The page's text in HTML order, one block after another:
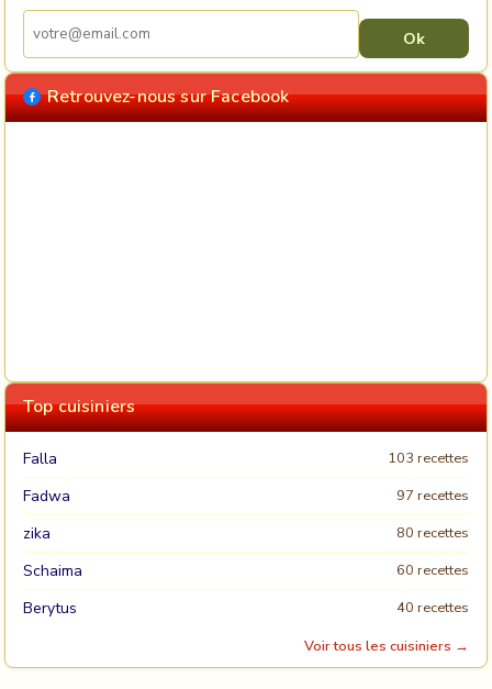
Retrouvez-nous sur Facebook
Top cuisiniers
Falla 103 recettes
Fadwa 97 recettes
zika 80 recettes
Schaima 60 recettes
Berytus
40 recettes
Voir tous les cuisiniers →